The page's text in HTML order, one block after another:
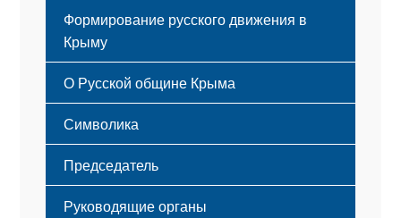
Формирование русского движения в
Крыму
Русский Крым
О Русской общине Крыма
Этапы становления
Принципы деятельности
Структура
Мероприятия
Символика
Флаг
Герб
Гимн
Председатель
Руководящие органы